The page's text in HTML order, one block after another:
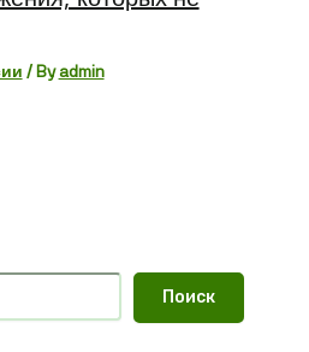
/ Byadmin
Поиск